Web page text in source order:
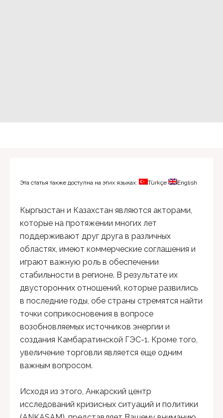
Эта статья также доступна на этих языках: Türkçe English
Кыргызстан и Казахстан являются акторами,
которые на протяжении многих лет
поддерживают друг друга в различных
областях, имеют коммерческие соглашения и
играют важную роль в обеспечении
стабильности в регионе. В результате их
двусторонних отношений, которые развились
в последние годы, обе страны стремятся найти
точки соприкосновения в вопросе
возобновляемых источников энергии и
создания Камбаратинской ГЭС-1. Кроме того,
увеличение торговли является еще одним
важным вопросом.
Исходя из этого, Анкарский центр
исследований кризисных ситуаций и политики